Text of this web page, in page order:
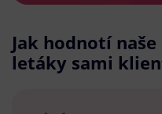
Jak hodnotí naše
letáky sami